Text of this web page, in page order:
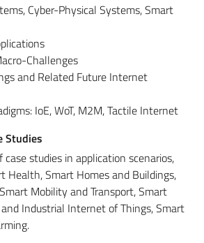
Cyber-Physical Systems, Smart
Challenges
and Related Future Internet
IoE, WoT, M2M, Tactile Internet
Studies
studies in application scenarios,
Health, Smart Homes and Buildings,
Mobility and Transport, Smart
Industrial Internet of Things, Smart